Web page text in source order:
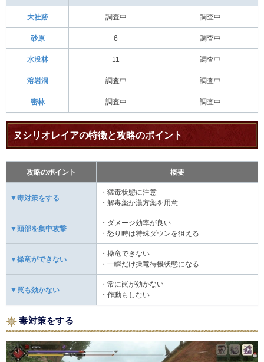
大社跡 調査中 調査中
砂原 6 調査中
水没林 11 調査中
溶岩洞 調査中 調査中
密林 調査中 調査中
ヌシリオレイアの特徴と攻略のポイント
攻略のポイント 概要
▼毒対策をする
・猛毒状態に注意
・解毒薬か漢方薬を用意
▼頭部を集中攻撃
・ダメージ効率が良い
・怒り時は特殊ダウンを狙える
▼操竜ができない
・操竜できない
・一瞬だけ操竜待機状態になる
▼罠も効かない
・常に罠が効かない
・作動もしない
毒対策をする